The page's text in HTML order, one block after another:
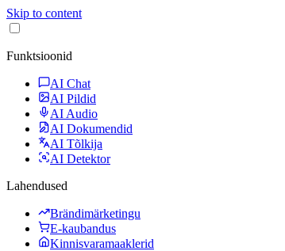
Skip to content
Funktsioonid
AI Chat
AI Pildid
AI Audio
AI Dokumendid
AI Tõlkija
AI Detektor
Lahendused
Brändimärketingu
E-kaubandus
Kinnisvaramaaklerid